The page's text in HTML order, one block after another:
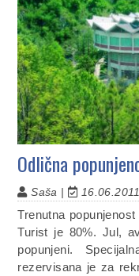
Odlična
Saša | 16.06.2011.
Trenutna
Turist je 80%. Jul,
popunjeni.
rezervisana je za